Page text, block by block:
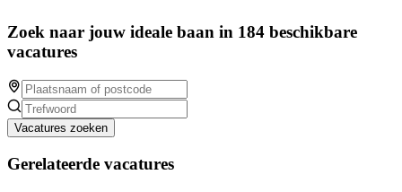
Zoek naar jouw ideale baan in 184 beschikbare
vacatures
Vacatures zoeken
Gerelateerde vacatures